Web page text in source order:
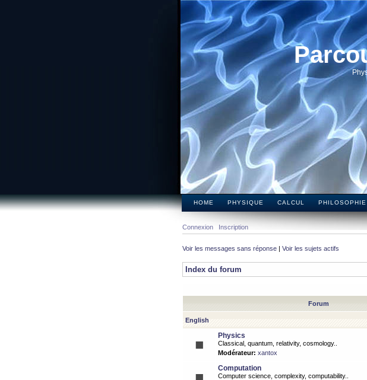
HOME PHYSIQUE CALCUL PHILOSOPHIE
Connexion Inscription
Voir les messages sans réponse | Voir les sujets actifs
Index du forum
Forum
English
Physics
Classical, quantum, relativity, cosmology..
Modérateur: xantox
Computation
Computer science, complexity, computability..